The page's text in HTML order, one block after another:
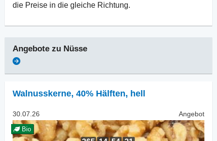
die Preise in die gleiche Richtung.
Angebote zu Nüsse
Walnusskerne, 40% Hälften, hell
30.07.26 Angebot
Bio